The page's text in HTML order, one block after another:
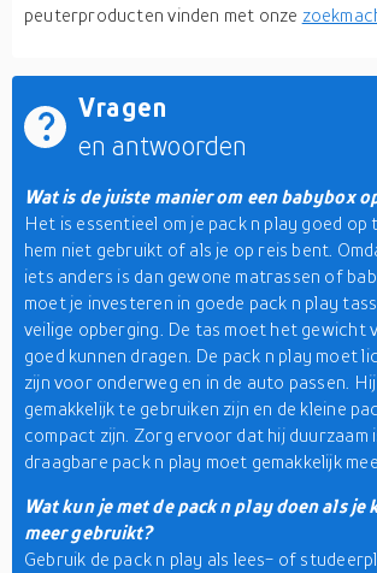
peuterproducten vinden met onze
Vragen
en antwoorden
Wat is de juiste manier om een babybox
Het is essentieel om je pack n play goed op
hem niet gebruikt of als je op reis bent.
iets anders is dan gewone matrassen of
moet je investeren in goede pack n play
veilige opberging. De tas moet het gewicht
goed kunnen dragen. De pack n play moet
zijn voor onderweg en in de auto passen.
gemakkelijk te gebruiken zijn en de kleine
compact zijn. Zorg ervoor dat hij duurzaam
draagbare pack n play moet gemakkelijk
Wat kun je met de pack n play doen als je
meer gebruikt?
Gebruik de pack n play als lees- of